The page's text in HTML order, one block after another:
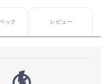
ック レビュー